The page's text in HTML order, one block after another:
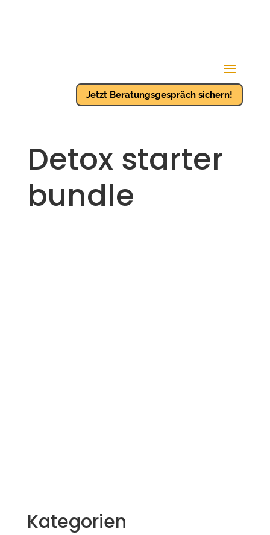
Jetzt Beratungsgespräch sichern!
Detox starter
bundle
Kategorien